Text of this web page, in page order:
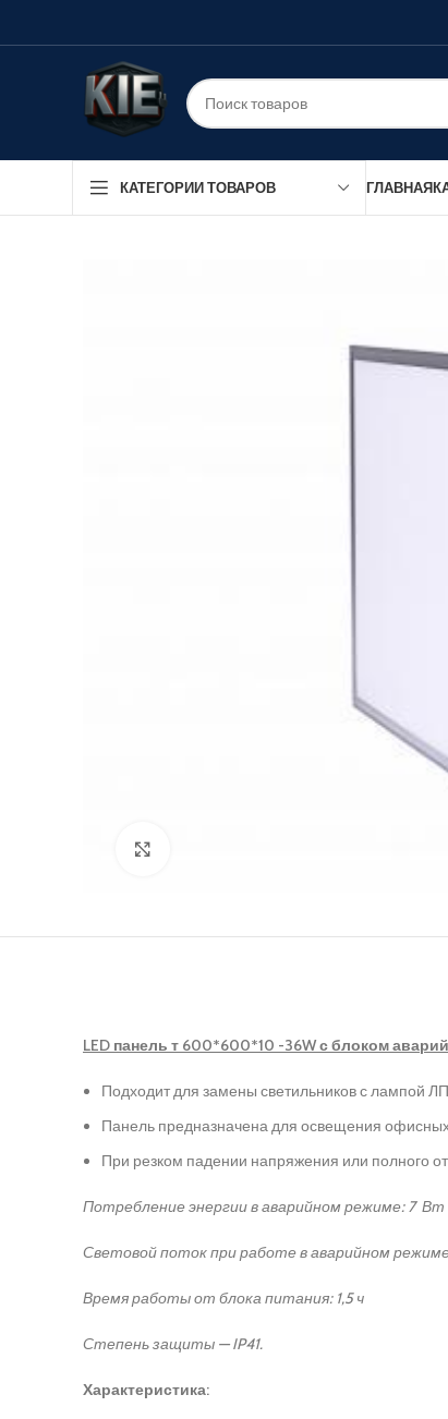
КАТЕГОРИИ ТОВАРОВ ГЛАВНАЯ
LED панель т 600*600*10 -36W с блоком
Подходит для замены светильников с лампой
Панель предназначена для освещения
При резком падении напряжения или полного
Потребление энергии в аварийном режиме: 7 Вт
Световой поток при работе в аварийном
Время работы от блока питания: 1,5 ч
Степень защиты — IP41.
Характеристика: